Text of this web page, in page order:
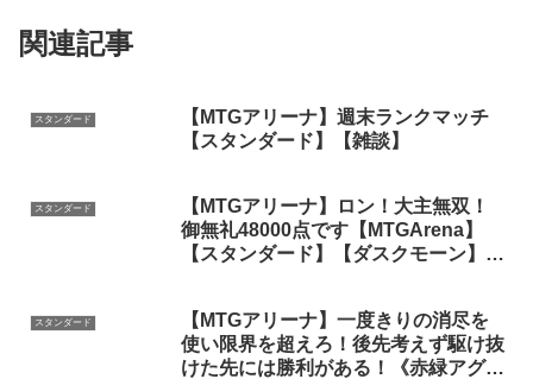
関連記事
スタンダード
【MTGアリーナ】週末ランクマッチ
【スタンダード】【雑談】
スタンダード
【MTGアリーナ】ロン！大主無双！
御無礼48000点です【MTGArena】
【スタンダード】【ダスクモーン】
スタンダード
【MTGアリーナ】一度きりの消尽を
使い限界を超えろ！後先考えず駆け抜
けた先には勝利がある！《赤緑アグ